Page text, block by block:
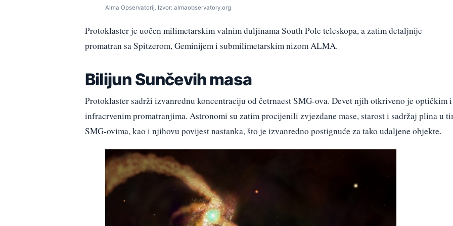
Alma Opservatorij. Izvor: almaobservatory.org
Protoklaster je uočen milimetarskim valnim duljinama South Pole teleskopa, a zatim detaljnije
promatran sa Spitzerom, Geminijem i submilimetarskim nizom ALMA.
Bilijun Sunčevih masa
Protoklaster sadrži izvanrednu koncentraciju od četrnaest SMG-ova. Devet njih otkriveno je optičkim i
infracrvenim promatranjima. Astronomi su zatim procijenili zvjezdane mase, starost i sadržaj plina u
SMG-ovima, kao i njihovu povijest nastanka, što je izvanredno postignuće za tako udaljene objekte.